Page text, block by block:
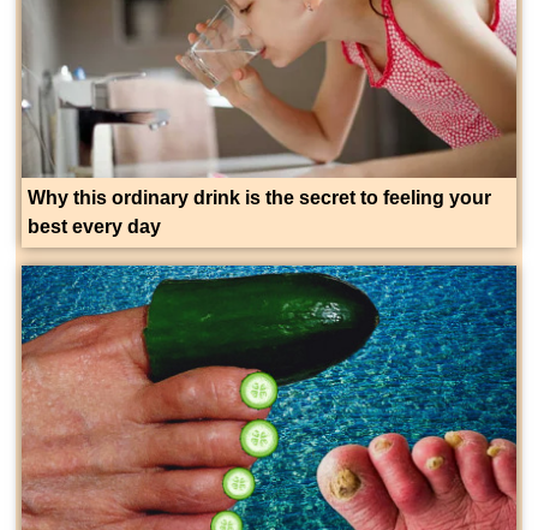
Why this ordinary drink is the secret to feeling your
best every day